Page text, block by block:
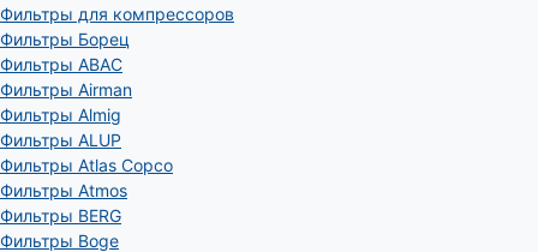
Фильтры для компрессоров
Фильтры Борец
Фильтры ABAC
Фильтры Airman
Фильтры Almig
Фильтры ALUP
Фильтры Atlas Copco
Фильтры Atmos
Фильтры BERG
Фильтры Boge